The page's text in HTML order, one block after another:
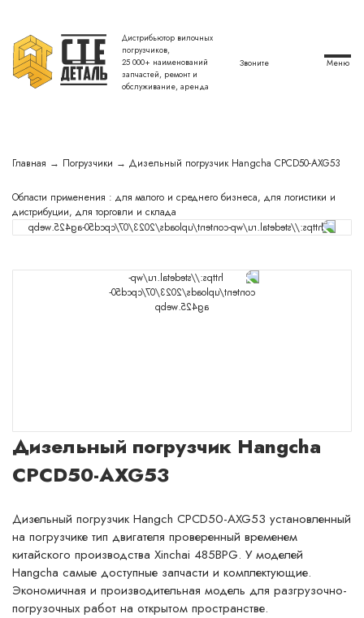
Дистрибьютор вилочных
погрузчиков,
25 000+ наименований
запчастей, ремонт и
обслуживание, аренда
Звоните
Главная → Погрузчики → Дизельный погрузчик Hangcha CPCD50-AXG53
Области применения : для малого и среднего бизнеса, для логистики и
дистрибуции, для торговли и склада
Дизельный погрузчик Hangcha
CPCD50-AXG53
Дизельный погрузчик Hangch CPCD50-AXG53 установленный
на погрузчике тип двигателя проверенный временем
китайского производства Xinchai 485BPG. У моделей
Hangcha самые доступные запчасти и комплектующие.
Экономичная и производительная модель для разгрузочно-
погрузочных работ на открытом пространстве.
погрузчику
Оставить заявку